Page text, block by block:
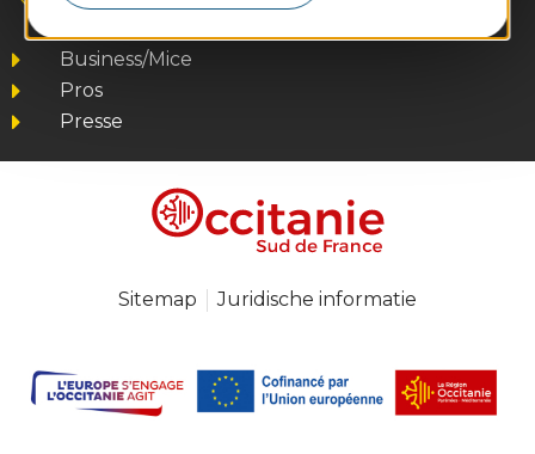
Business/Mice
Pros
Presse
Sitemap Juridische informatie